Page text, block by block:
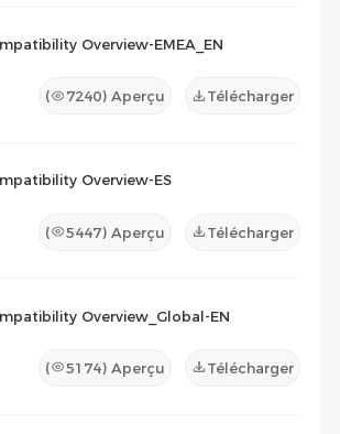
Overview-EMEA_EN
( 7240) Aperçu Télécharger
Overview-ES
( 5447) Aperçu Télécharger
Overview_Global-EN
( 5174) Aperçu Télécharger